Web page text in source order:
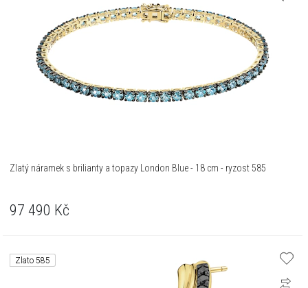
Zlatý náramek s brilianty a topazy London Blue - 18 cm - ryzost 585
97 490 Kč
Zlato 585